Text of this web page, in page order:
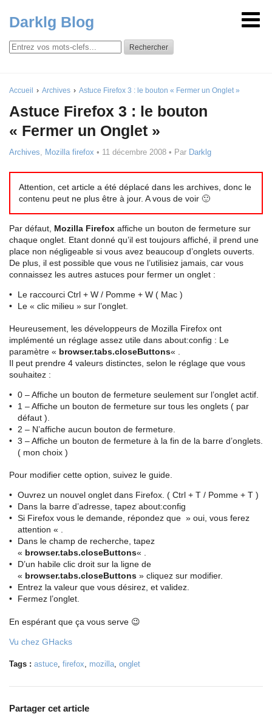
Darklg Blog
Rechercher
Accueil Archives Astuce Firefox 3 : le bouton « Fermer un Onglet »
Astuce Firefox 3 : le bouton
« Fermer un Onglet »
Archives, Mozilla firefox • 11 décembre 2008 • Par Darklg
Attention, cet article a été déplacé dans les archives, donc le
contenu peut ne plus être à jour. A vous de voir 🙂
Par défaut, Mozilla Firefox affiche un bouton de fermeture sur
chaque onglet. Etant donné qu’il est toujours affiché, il prend une
place non négligeable si vous avez beaucoup d’onglets ouverts.
De plus, il est possible que vous ne l’utilisiez jamais, car vous
connaissez les autres astuces pour fermer un onglet :
Le raccourci Ctrl + W / Pomme + W ( Mac )
Le « clic milieu » sur l’onglet.
Heureusement, les développeurs de Mozilla Firefox ont
implémenté un réglage assez utile dans about:config : Le
paramètre « browser.tabs.closeButtons« .
Il peut prendre 4 valeurs distinctes, selon le réglage que vous
souhaitez :
0 – Affiche un bouton de fermeture seulement sur l’onglet actif.
1 – Affiche un bouton de fermeture sur tous les onglets ( par
défaut ).
2 – N’affiche aucun bouton de fermeture.
3 – Affiche un bouton de fermeture à la fin de la barre d’onglets.
( mon choix )
Pour modifier cette option, suivez le guide.
Ouvrez un nouvel onglet dans Firefox. ( Ctrl + T / Pomme + T )
Dans la barre d’adresse, tapez about:config
Si Firefox vous le demande, répondez que » oui, vous ferez
attention « .
Dans le champ de recherche, tapez
« browser.tabs.closeButtons« .
D’un habile clic droit sur la ligne de
« browser.tabs.closeButtons » cliquez sur modifier.
Entrez la valeur que vous désirez, et validez.
Fermez l’onglet.
En espérant que ça vous serve 😉
Vu chez GHacks
Tags : astuce firefox mozilla onglet
Partager cet article